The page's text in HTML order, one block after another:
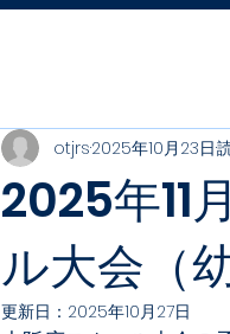
2025年11
ル大会（
otjrs2025年10月23日
更新日： 2025年10月27日